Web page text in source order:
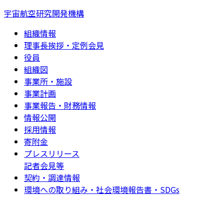
宇宙航空研究開発機構
組織情報
理事長挨拶・定例会見
役員
組織図
事業所・施設
事業計画
事業報告・財務情報
情報公開
採用情報
寄附金
プレスリリース
記者会見等
契約・調達情報
環境への取り組み・社会環境報告書・SDGs